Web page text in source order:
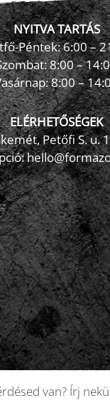
NYITVA TARTÁS
Péntek: 6:00 –
8:00 –
8:00 –
ELÉRHETŐSÉGEK
Petőfi S. u.
van? Írj